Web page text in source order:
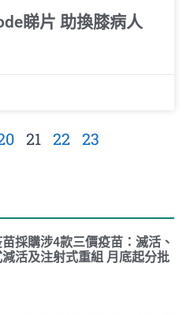
睇片 助換膝病人
21 22 23
採購涉4款三價疫苗：滅活、
活及注射式重組 月底起分批